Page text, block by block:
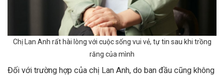
Chị Lan Anh rất hài lòng với cuộc sống vui vẻ, tự tin sau khi trồng
răng của mình
Đối với trường hợp của chị Lan Anh, do ban đầu cũng không